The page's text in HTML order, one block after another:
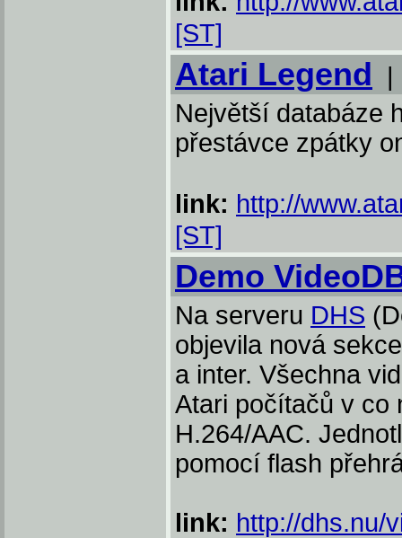
[ST]
Atari Legend
Největší databáze
přestávce zpátky
link: http://
[ST]
Demo
Na serveru DHS
objevila nová
a inter. Všechna
Atari počítačů v co
H.264/AAC.
pomocí flash
link: http://dhs.nu/